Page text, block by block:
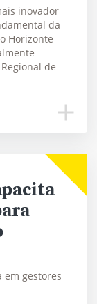
inovador
da
Horizonte
de
em gestores